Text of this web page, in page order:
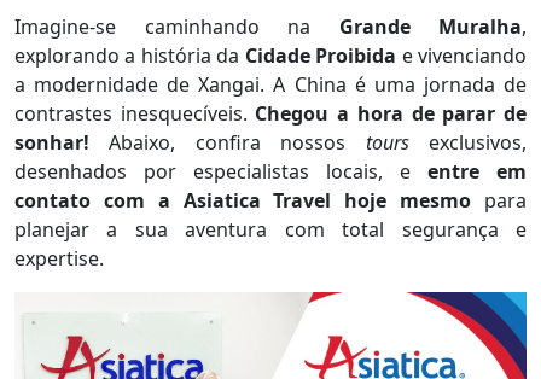
Imagine-se caminhando na Grande Muralha,
explorando a história da Cidade Proibida e vivenciando
a modernidade de Xangai. A China é uma jornada de
contrastes inesquecíveis. Chegou a hora de parar de
sonhar! Abaixo, confira nossos toursexclusivos,
desenhados por especialistas locais, e entre em
contato com a Asiatica Travel hoje mesmo para
planejar a sua aventura com total segurança e
expertise.